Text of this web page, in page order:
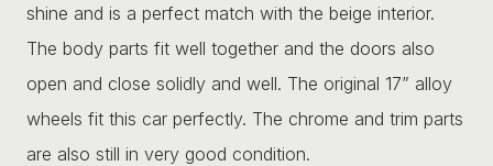
shine and is a perfect match with the beige interior.
The body parts fit well together and the doors also
open and close solidly and well. The original 17” alloy
wheels fit this car perfectly. The chrome and trim parts
are also still in very good condition.